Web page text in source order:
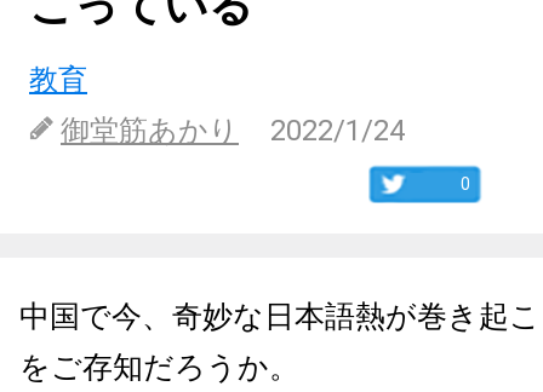
教育
御堂筋あかり
2022/1/24
0
中国で今、奇妙な日本語熱が巻き起
をご存知だろうか。